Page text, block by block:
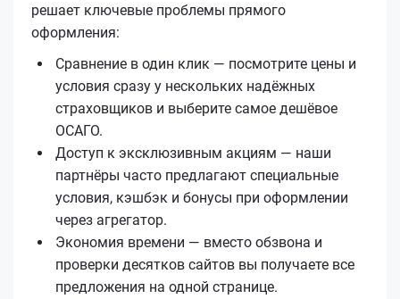
решает ключевые проблемы прямого
оформления:
Сравнение в один клик — посмотрите цены и
условия сразу у нескольких надёжных
страховщиков и выберите самое дешёвое
ОСАГО.
Доступ к эксклюзивным акциям — наши
партнёры часто предлагают специальные
условия, кэшбэк и бонусы при оформлении
через агрегатор.
Экономия времени — вместо обзвона и
проверки десятков сайтов вы получаете все
предложения на одной странице.